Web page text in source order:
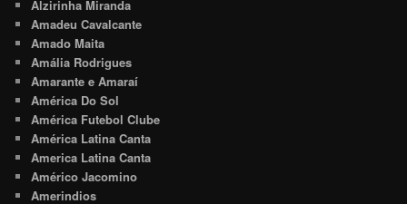
Alzirinha Miranda
Amadeu Cavalcante
Amado Maita
Amália Rodrigues
Amarante e Amaraí
América Do Sol
América Futebol Clube
América Latina Canta
America Latina Canta
Américo Jacomino
Amerindios